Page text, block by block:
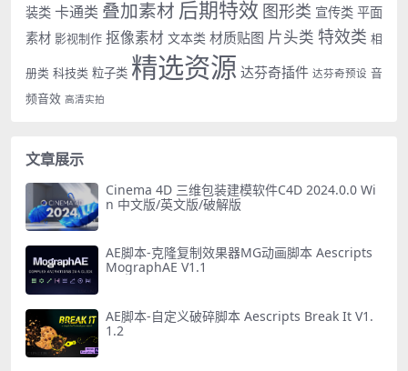
装类 卡通类 叠加素材 后期特效 图形类 宣传类 平面
素材 影视制作 抠像素材 文本类 材质贴图 片头类 特效类 相
册类 科技类 粒子类 精选资源 达芬奇插件 达芬奇预设 音
频音效 高清实拍
文章展示
Cinema 4D 三维包装建模软件C4D 2024.0.0 Wi
n 中文版/英文版/破解版
AE脚本-克隆复制效果器MG动画脚本 Aescripts
MographAE V1.1
AE脚本-自定义破碎脚本 Aescripts Break It V1.
1.2